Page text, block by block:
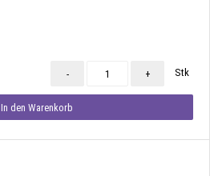
- + Stk
In den Warenkorb